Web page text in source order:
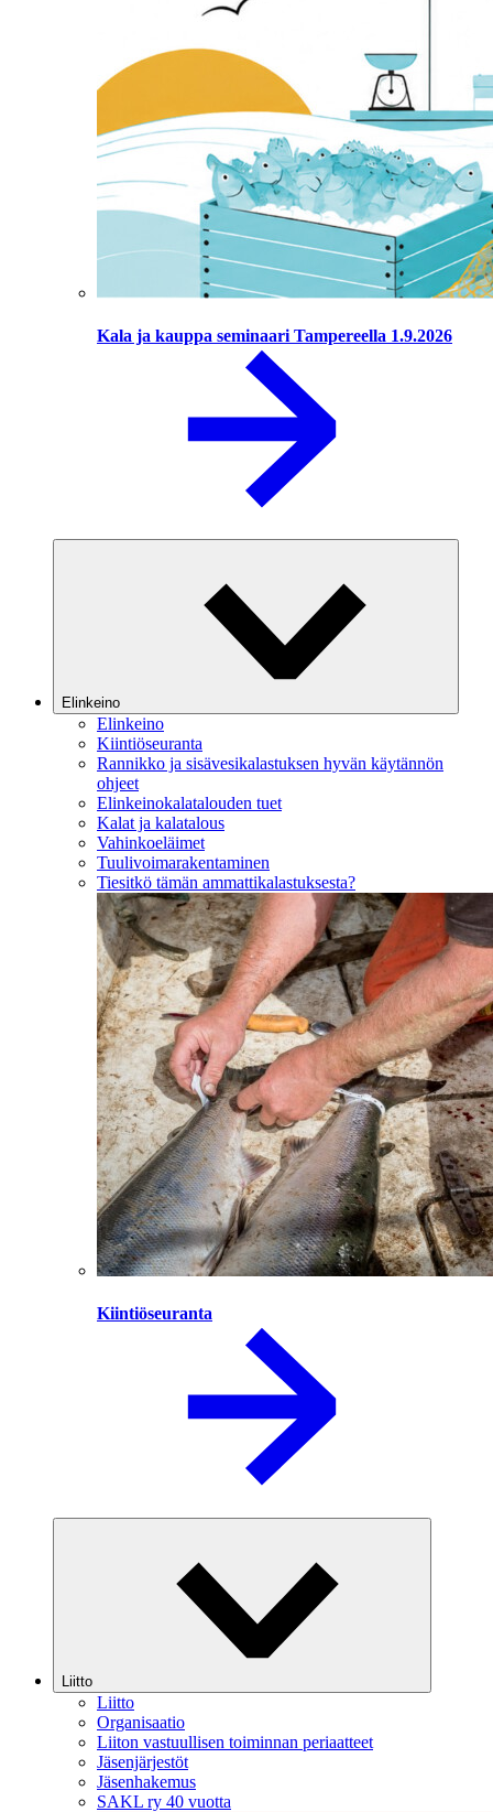
Kala ja kauppa seminaari Tampereella 1.9.2026
Elinkeino
Elinkeino
Kiintiöseuranta
Rannikko ja sisävesikalastuksen hyvän käytännön
ohjeet
Elinkeinokalatalouden tuet
Kalat ja kalatalous
Vahinkoeläimet
Tuulivoimarakentaminen
Tiesitkö tämän ammattikalastuksesta?
Kiintiöseuranta
Liitto
Liitto
Organisaatio
Liiton vastuullisen toiminnan periaatteet
Jäsenjärjestöt
Jäsenhakemus
SAKL ry 40 vuotta